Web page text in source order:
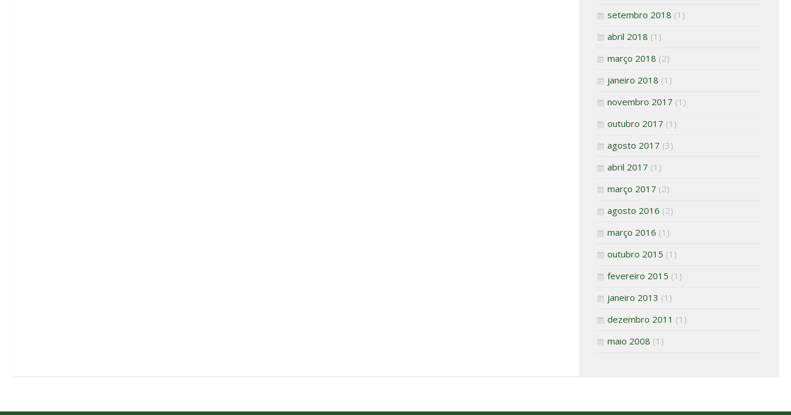
setembro 2018 (1)
abril 2018 (1)
março 2018 (2)
janeiro 2018 (1)
novembro 2017 (1)
outubro 2017 (1)
agosto 2017 (3)
abril 2017 (1)
março 2017 (2)
agosto 2016 (2)
março 2016 (1)
outubro 2015 (1)
fevereiro 2015 (1)
janeiro 2013 (1)
dezembro 2011 (1)
maio 2008 (1)